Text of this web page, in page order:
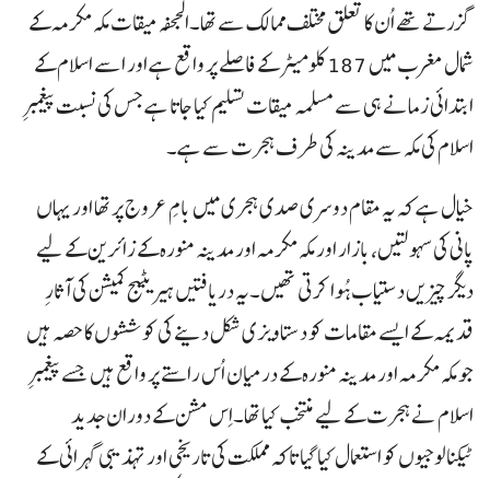
گزرتے تھے اُن کا تعلق مختلف ممالک سے تھا۔الجحفہ میقات مکہ مکرمہ کے
شمال مغرب میں 187 کلومیٹر کے فاصلے پر واقع ہے اور اسے اسلام کے
ابتدائی زمانے ہی سے مسلمہ میقات تسلیم کیا جاتا ہے جس کی نسبت پیغمبرِ
اسلام کی مکہ سے مدینہ کی طرف ہجرت سے ہے۔
خیال ہے کہ یہ مقام دوسری صدی ہجری میں بامِ عروج پر تھا اور یہاں
پانی کی سہولتیں، بازار اور مکہ مکرمہ اور مدینہ منورہ کے زائرین کے لیے
دیگر چیزیں دستیاب ہُوا کرتی تھیں۔یہ دریافتیں ہیریٹیج کمیشن کی آثارِ
قدیمہ کے ایسے مقامات کو دستاویزی شکل دینے کی کوششوں کا حصہ ہیں
جو مکہ مکرمہ اور مدینہ منورہ کے درمیان اُس راستے پر واقع ہیں جسے پیغمبرِ
اسلام نے ہجرت کے لیے منتخب کیا تھا۔اِس مشن کے دوران جدید
ٹیکنالوجیوں کو استعمال کیا گیا تاکہ مملکت کی تاریخی اور تہذیبی گہرائی کے